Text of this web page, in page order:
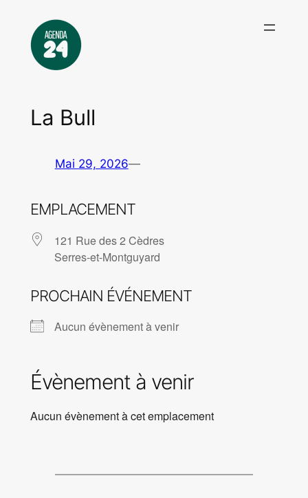
contenu
La Bull
Mai 29, 2026—
EMPLACEMENT
121 Rue des 2 Cèdres
Serres-et-Montguyard
PROCHAIN ÉVÉNEMENT
Aucun évènement à venir
Évènement à venir
Aucun évènement à cet emplacement